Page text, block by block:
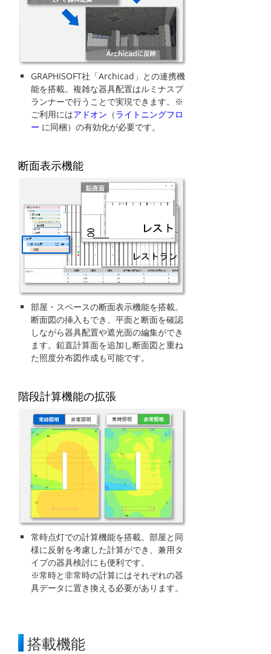
GRAPHISOFT社「Archicad」との連携機
能を搭載。複雑な器具配置はルミナスプ
ランナーで行うことで実現できます。※
ご利用にはアドオン （ライトニングフロ
ー に同梱）の有効化が必要です。
断面表示機能
部屋・スペースの断面表示機能を搭載。
断面図の挿入もでき、平面と断面を確認
しながら器具配置や遮光面の編集ができ
ます。鉛直計算面を追加し断面図と重ね
た照度分布図作成も可能です。
階段計算機能の拡張
常時点灯での計算機能を搭載。部屋と同
様に反射を考慮した計算ができ、兼用タ
イプの器具検討にも便利です。
※常時と非常時の計算にはそれぞれの器
具データに置き換える必要があります。
搭載機能